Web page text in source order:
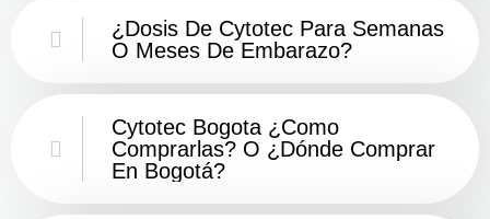
¿Dosis De Cytotec Para Semanas
O Meses De Embarazo?
Cytotec Bogota ¿Como
Comprarlas? O ¿Dónde Comprar
En Bogotá?